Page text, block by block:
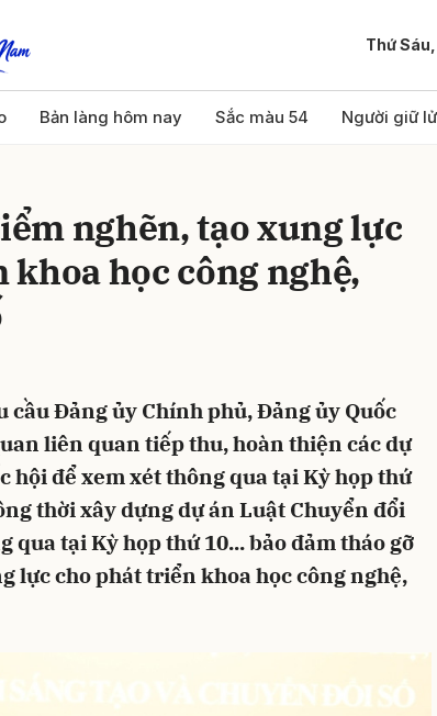
Thứ Sáu,
Bản làng hôm nay Sắc màu 54 Người giữ
nghẽn, tạo xung lực
học công nghệ,
cầu Đảng ủy Chính phủ, Đảng ủy Quốc
liên quan tiếp thu, hoàn thiện các dự
hội để xem xét thông qua tại Kỳ họp thứ
thời xây dựng dự án Luật Chuyển đổi
qua tại Kỳ họp thứ 10... bảo đảm tháo gỡ
lực cho phát triển khoa học công nghệ,
bình luận